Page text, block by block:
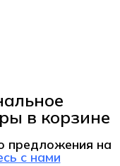
в корзине
предложения на
с нами